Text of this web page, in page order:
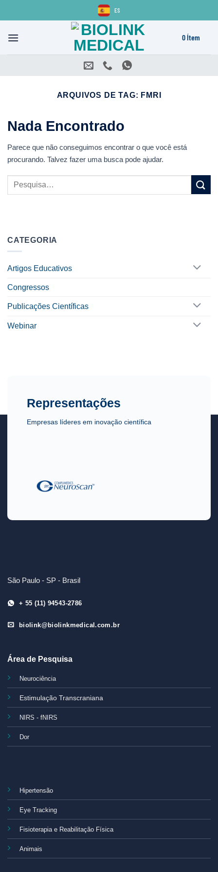
ES
0 Ítem
ARQUIVOS DE TAG: FMRI
Nada Encontrado
Parece que não conseguimos encontrar o que você está
procurando. Talvez fazer uma busca pode ajudar.
CATEGORIA
Artigos Educativos
Congressos
Publicações Científicas
Webinar
Representações
Empresas líderes em inovação científica
São Paulo - SP - Brasil
+ 55 (11) 94543-2786
biolink@biolinkmedical.com.br
Área de Pesquisa
Neurociência
Estimulação Transcraniana
NIRS - fNIRS
Dor
Hipertensão
Eye Tracking
Fisioterapia e Reabilitação Física
Animais